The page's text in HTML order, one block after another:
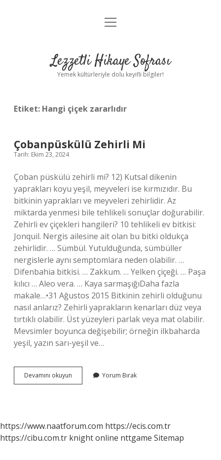
Anasayfa
Yasal Uyarı
menüyü
Lezzetli Hikaye Sofrası
Yemek kültürleriyle dolu keyifli bilgiler!
Etiket: Hangi çiçek zararlıdır
Çobanpüskülü Zehirli Mi
Tarih: Ekim 23, 2024
Çoban püskülü zehirli mi? 12) Kutsal dikenin
yaprakları koyu yeşil, meyveleri ise kırmızıdır. Bu
bitkinin yaprakları ve meyveleri zehirlidir. Az
miktarda yenmesi bile tehlikeli sonuçlar doğurabilir.
Zehirli ev çiçekleri hangileri? 10 tehlikeli ev bitkisi:
Jonquil. Nergis ailesine ait olan bu bitki oldukça
zehirlidir. … Sümbül. Yutulduğunda, sümbüller
nergislerle aynı semptomlara neden olabilir. …
Difenbahia bitkisi. … Zakkum. … Yelken çiçeği. … Paşa
kılıcı … Aleo vera. … Kaya sarmaşığıDaha fazla
makale…•31 Ağustos 2015 Bitkinin zehirli olduğunu
nasıl anlarız? Zehirli yaprakların kenarları düz veya
tırtıklı olabilir. Üst yüzeyleri parlak veya mat olabilir.
Mevsimler boyunca değişebilir; örneğin ilkbaharda
yeşil, yazın sarı-yeşil ve…
Devamını okuyun Çobanpüskülü
Zehirli
Yorum Bırak
https://www.naatforum.com https://ecis.com.tr
https://cibu.com.tr knight online nttgame Sitemap